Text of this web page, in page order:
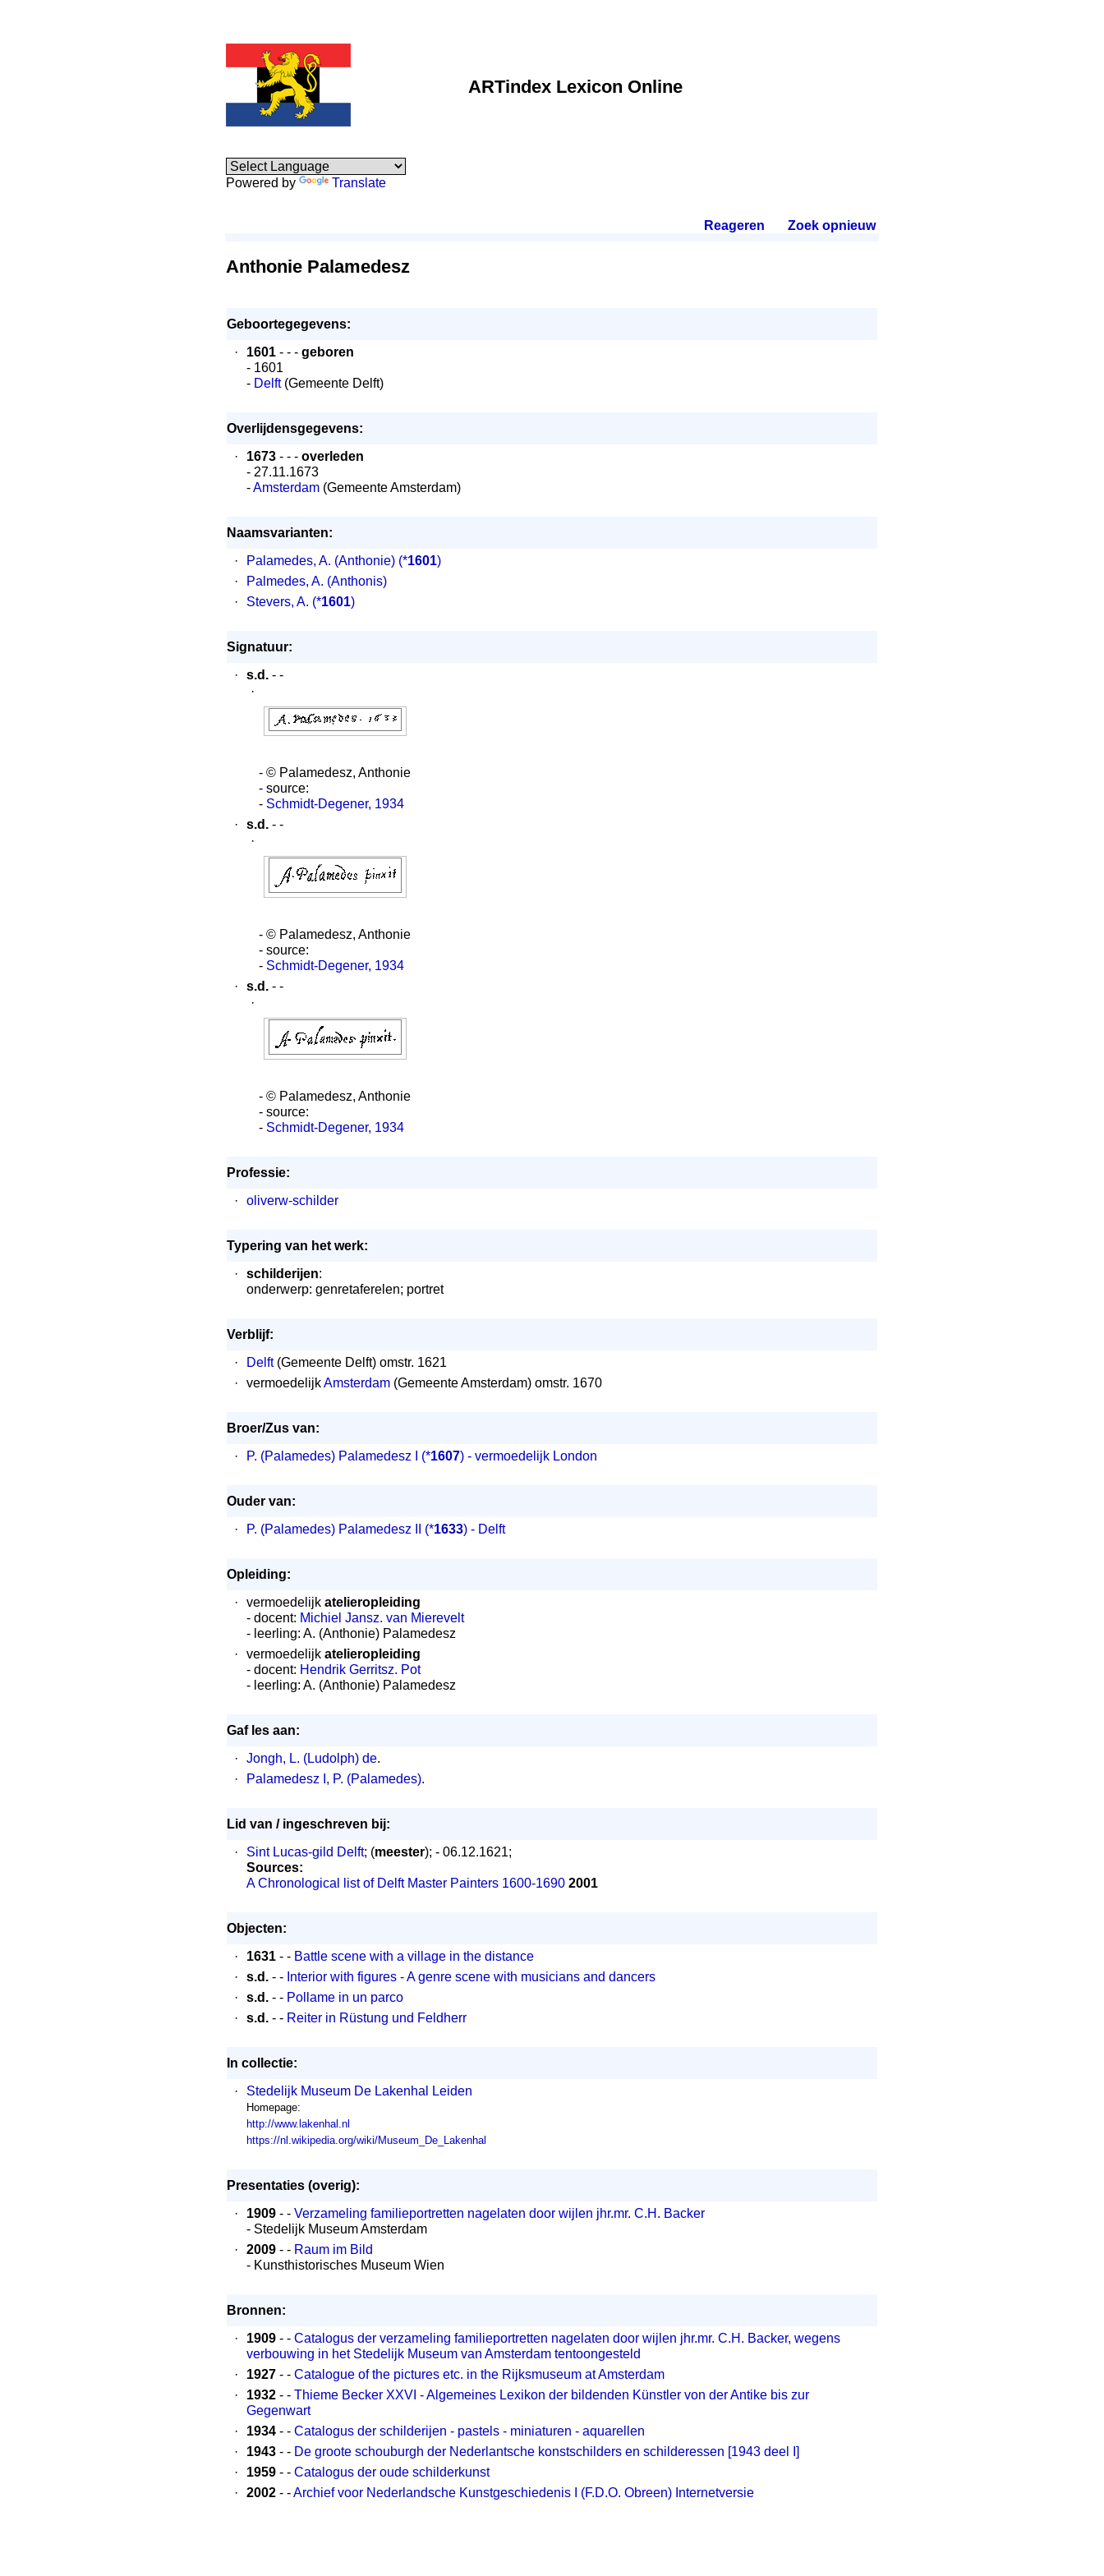
ARTindex Lexicon Online
Powered by Translate
Reageren Zoek opnieuw.
Anthonie Palamedesz
Geboortegegevens:
·
1601 - - - geboren
- 1601
- Delft(Gemeente Delft)
Overlijdensgegevens:
·
1673 - - - overleden
- 27.11.1673
-Amsterdam (Gemeente Amsterdam)
Naamsvarianten:
·
Palamedes, A. (Anthonie) (*1601)
·
Palmedes, A. (Anthonis)
·
Stevers, A. (*1601)
Signatuur:
·
s.d. - -
·
- © Palamedesz, Anthonie
- source:
- Schmidt-Degener, 1934
·
s.d. - -
·
- © Palamedesz, Anthonie
- source:
- Schmidt-Degener, 1934
·
s.d. - -
·
- © Palamedesz, Anthonie
- source:
- Schmidt-Degener, 1934
Professie:
·
oliverw-schilder
Typering van het werk:
·
schilderijen:
onderwerp: genretaferelen; portret
Verblijf:
·
Delft(Gemeente Delft) omstr. 1621
·
vermoedelijkAmsterdam (Gemeente Amsterdam) omstr. 1670
Broer/Zus van:
·
P. (Palamedes) Palamedesz I (*1607) - vermoedelijk London
Ouder van:
·
P. (Palamedes) Palamedesz II (*1633) - Delft
Opleiding:
·
vermoedelijk atelieropleiding
- docent: Michiel Jansz. van Mierevelt
- leerling: A. (Anthonie) Palamedesz
·
vermoedelijk atelieropleiding
- docent: Hendrik Gerritsz. Pot
- leerling: A. (Anthonie) Palamedesz
Gaf les aan:
·
Jongh, L. (Ludolph) de.
·
Palamedesz I, P. (Palamedes).
Lid van / ingeschreven bij:
·
Sint Lucas-gild Delft; (meester); - 06.12.1621;
Sources:
A Chronological list of Delft Master Painters 1600-1690 2001
Objecten:
·
1631 - - Battle scene with a village in the distance
·
s.d. - - Interior with figures - A genre scene with musicians and dancers
·
s.d. - - Pollame in un parco
·
s.d. - - Reiter in Rüstung und Feldherr
In collectie:
·
Stedelijk Museum De Lakenhal Leiden
Homepage:
http://www.lakenhal.nl
https://nl.wikipedia.org/wiki/Museum_De_Lakenhal
Presentaties (overig):
·
1909 - - Verzameling familieportretten nagelaten door wijlen jhr.mr. C.H. Backer
- Stedelijk Museum Amsterdam
·
2009 - - Raum im Bild
- Kunsthistorisches Museum Wien
Bronnen:
·
1909 - - Catalogus der verzameling familieportretten nagelaten door wijlen jhr.mr. C.H. Backer, wegens
verbouwing in het Stedelijk Museum van Amsterdam tentoongesteld
·
1927 - - Catalogue of the pictures etc. in the Rijksmuseum at Amsterdam
·
1932 - - Thieme Becker XXVI - Algemeines Lexikon der bildenden Künstler von der Antike bis zur
Gegenwart
·
1934 - - Catalogus der schilderijen - pastels - miniaturen - aquarellen
·
1943 - - De groote schouburgh der Nederlantsche konstschilders en schilderessen [1943 deel I]
·
1959 - - Catalogus der oude schilderkunst
·
2002 - -Archief voor Nederlandsche Kunstgeschiedenis I (F.D.O. Obreen) Internetversie